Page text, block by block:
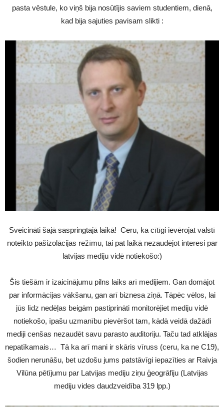
pasta vēstule, ko viņš bija nosūtījis saviem studentiem, dienā,
kad bija sajuties pavisam slikti :
Sveicināti šajā saspringtajā laikā! Ceru, ka cītīgi ievērojat valstī
noteikto pašizolācijas režīmu, tai pat laikā nezaudējot interesi par
latvijas mediju vidē notiekošo:)
Šis tiešām ir izaicinājumu pilns laiks arī medijiem. Gan domājot
par informācijas vākšanu, gan arī biznesa ziņā. Tāpēc vēlos, lai
jūs līdz nedēļas beigām pastiprināti monitorējiet mediju vidē
notiekošo, īpašu uzmanību pievēršot tam, kādā veidā dažādi
mediji cenšas nezaudēt savu parasto auditoriju. Taču tad atklājas
nepatīkamais… Tā ka arī mani ir skāris vīruss (ceru, ka ne C19),
šodien nerunāšu, bet uzdošu jums patstāvīgi iepazīties ar Raivja
Vilūna pētījumu par Latvijas mediju ziņu ģeogrāfiju (Latvijas
mediju vides daudzveidība 319 lpp.)